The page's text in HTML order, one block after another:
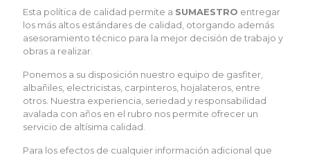
Esta política de calidad permite a SUMAESTRO entregar
los más altos estándares de calidad, otorgando además
asesoramiento técnico para la mejor decisión de trabajo y
obras a realizar.
Ponemos a su disposición nuestro equipo de gasfiter,
albañiles, electricistas, carpinteros, hojalateros, entre
otros. Nuestra experiencia, seriedad y responsabilidad
avalada con años en el rubro nos permite ofrecer un
servicio de altísima calidad.
Para los efectos de cualquier información adicional que